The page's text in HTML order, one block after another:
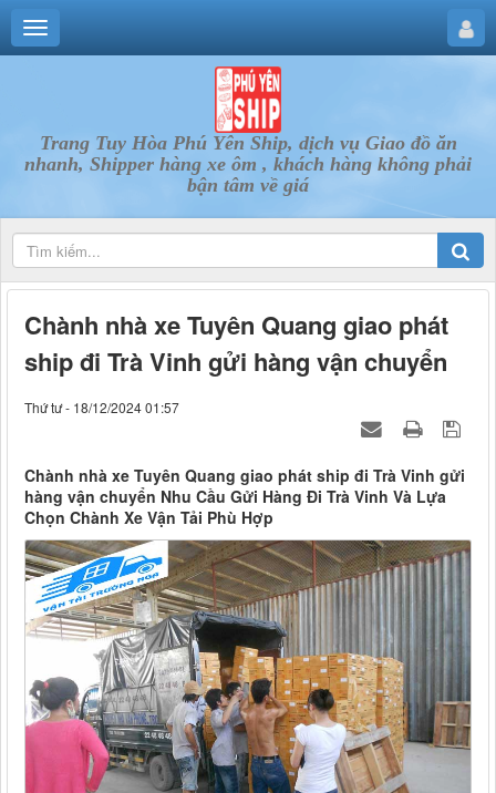
Trang Tuy Hòa Phú Yên Ship, dịch vụ Giao đồ ăn
nhanh, Shipper hàng xe ôm , khách hàng không phải
bận tâm về giá
Chành nhà xe Tuyên Quang giao phát
ship đi Trà Vinh gửi hàng vận chuyển
Thứ tư - 18/12/2024 01:57
Chành nhà xe Tuyên Quang giao phát ship đi Trà Vinh gửi
hàng vận chuyển Nhu Cầu Gửi Hàng Đi Trà Vinh Và Lựa
Chọn Chành Xe Vận Tải Phù Hợp